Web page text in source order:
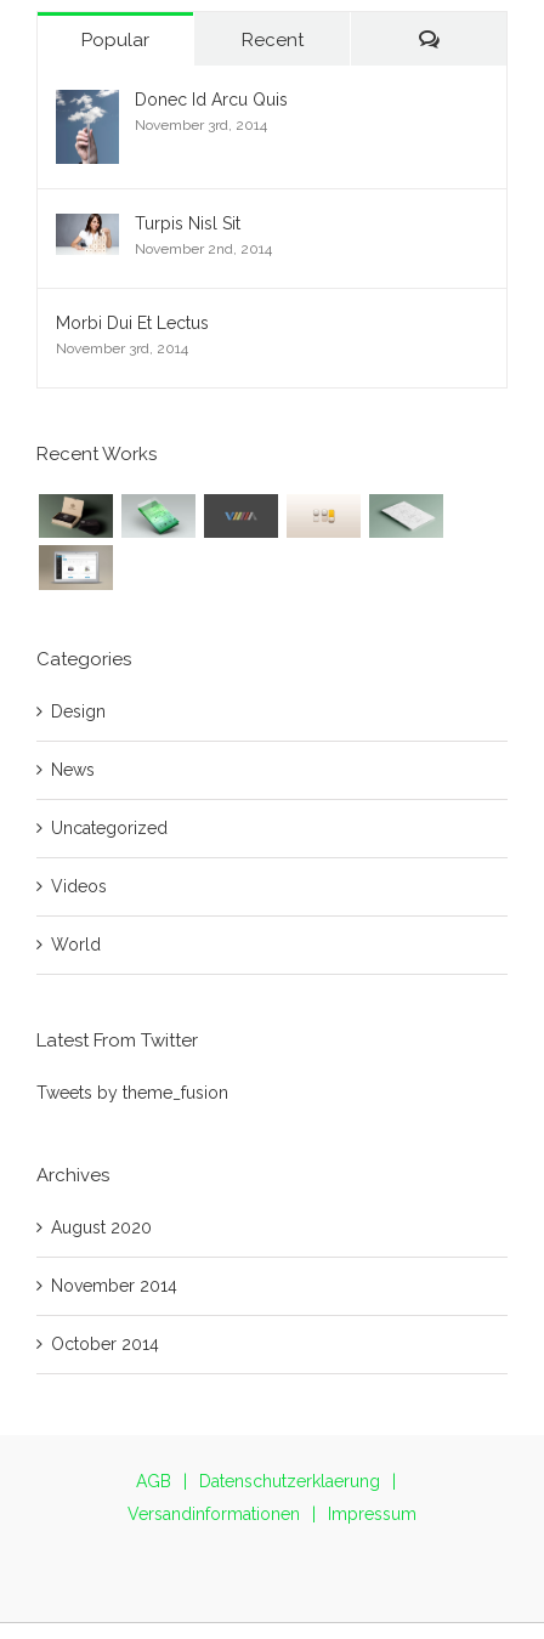
Popular Recent Comments
Donec Id Arcu Quis
November 3rd, 2014
Turpis Nisl Sit
November 2nd, 2014
Morbi Dui Et Lectus
November 3rd, 2014
Recent Works
Categories
Design
News
Uncategorized
Videos
World
Latest From Twitter
Tweets by theme_fusion
Archives
August 2020
November 2014
October 2014
AGB
Datenschutzerklaerung
Versandinformationen
Impressum